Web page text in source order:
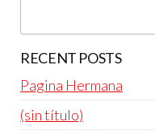
RECENT POSTS
Pagina Hermana
(sin título)